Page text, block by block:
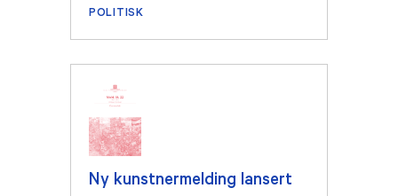
POLITISK
Ny kunstnermelding lansert